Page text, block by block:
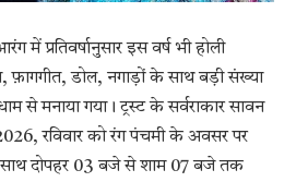
में प्रतिवर्षानुसार इस वर्ष भी होली
फ़ागगीत, डोल, नगाड़ों के साथ बड़ी संख्या
से मनाया गया। ट्रस्ट के सर्वराकार सावन
रविवार को रंग पंचमी के अवसर पर
दोपहर 03 बजे से शाम 07 बजे तक